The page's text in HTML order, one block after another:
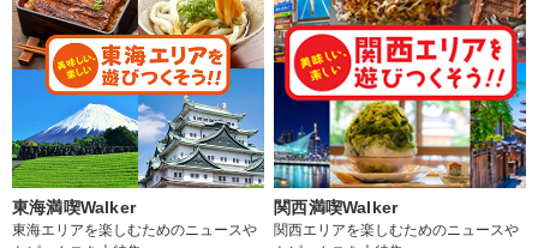
東海満喫Walker
東海エリアを楽しむためのニュースや
関西満喫Walker
関西エリアを楽しむためのニュースや